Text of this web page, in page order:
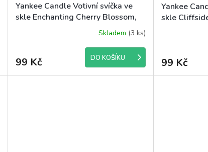
Yankee Candle Votivní svíčka ve
skle Enchanting Cherry Blossom,
Skladem (3 ks)
99 Kč DO KOŠÍKU
Yankee
skle
99 Kč